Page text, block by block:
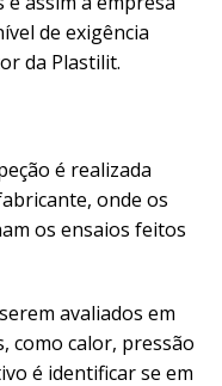
de exigência
da Plastilit.
é realizada
onde os
os ensaios feitos
avaliados em
como calor, pressão
é identificar se em